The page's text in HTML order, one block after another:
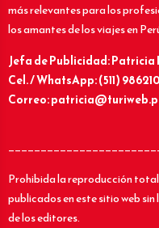
más relevantes para los
los amantes de los viajes en
Jefa de Publicidad: Patricia
Cel. / WhatsApp: (511)
Correo:
Prohibida la reproducción
publicados en este sitio web
de los editores.